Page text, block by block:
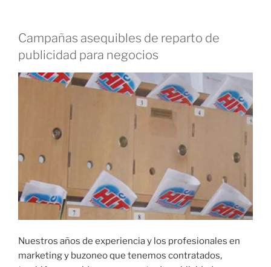
Campañas asequibles de reparto de
publicidad para negocios
Nuestros años de experiencia y los profesionales en
marketing y buzoneo que tenemos contratados,